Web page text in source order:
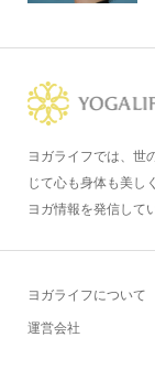
ヨガライフでは、世
じて心も身体も美し
ヨガ情報を発信して
ヨガライフについて
運営会社